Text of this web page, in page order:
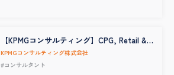
【KPMGコンサルティング】CPG, Retail &
Service（食品飲料・消費財業界、流通・小
売業界、サービス業界）業界コンサルタン
ト
KPMGコンサルティング株式会社
#コンサルタント